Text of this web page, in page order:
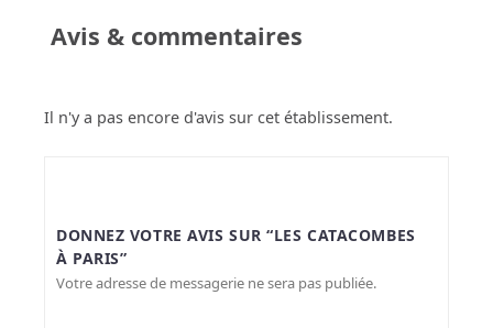
Avis & commentaires
Il n'y a pas encore d'avis sur cet établissement.
DONNEZ VOTRE AVIS SUR “LES CATACOMBES
À PARIS”
Votre adresse de messagerie ne sera pas publiée.